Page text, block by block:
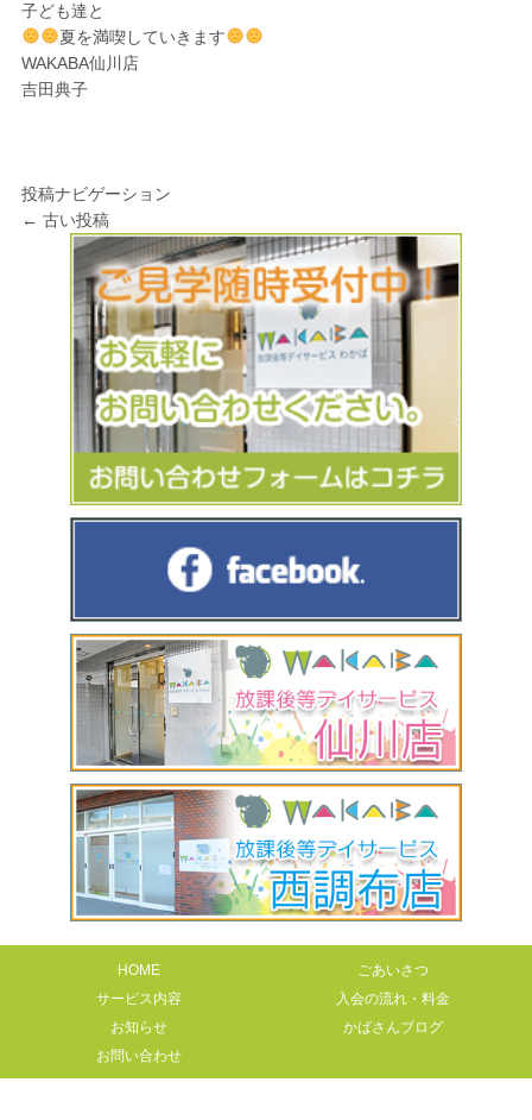
子ども達と
夏を満喫していきます
WAKABA仙川店
吉田典子
投稿ナビゲーション
← 古い投稿
HOME
ごあいさつ
サービス内容
入会の流れ・料金
お知らせ
かばさんブログ
お問い合わせ